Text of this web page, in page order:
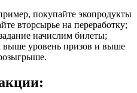
покупайте экопродукты
вторсырье на переработку;
начислим билеты;
выше уровень призов и выше